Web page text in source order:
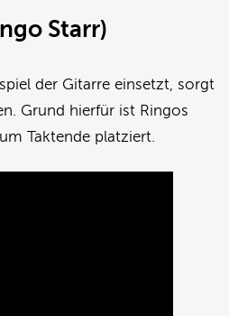
Starr)
der Gitarre einsetzt, sorgt
Grund hierfür ist Ringos
Taktende platziert.